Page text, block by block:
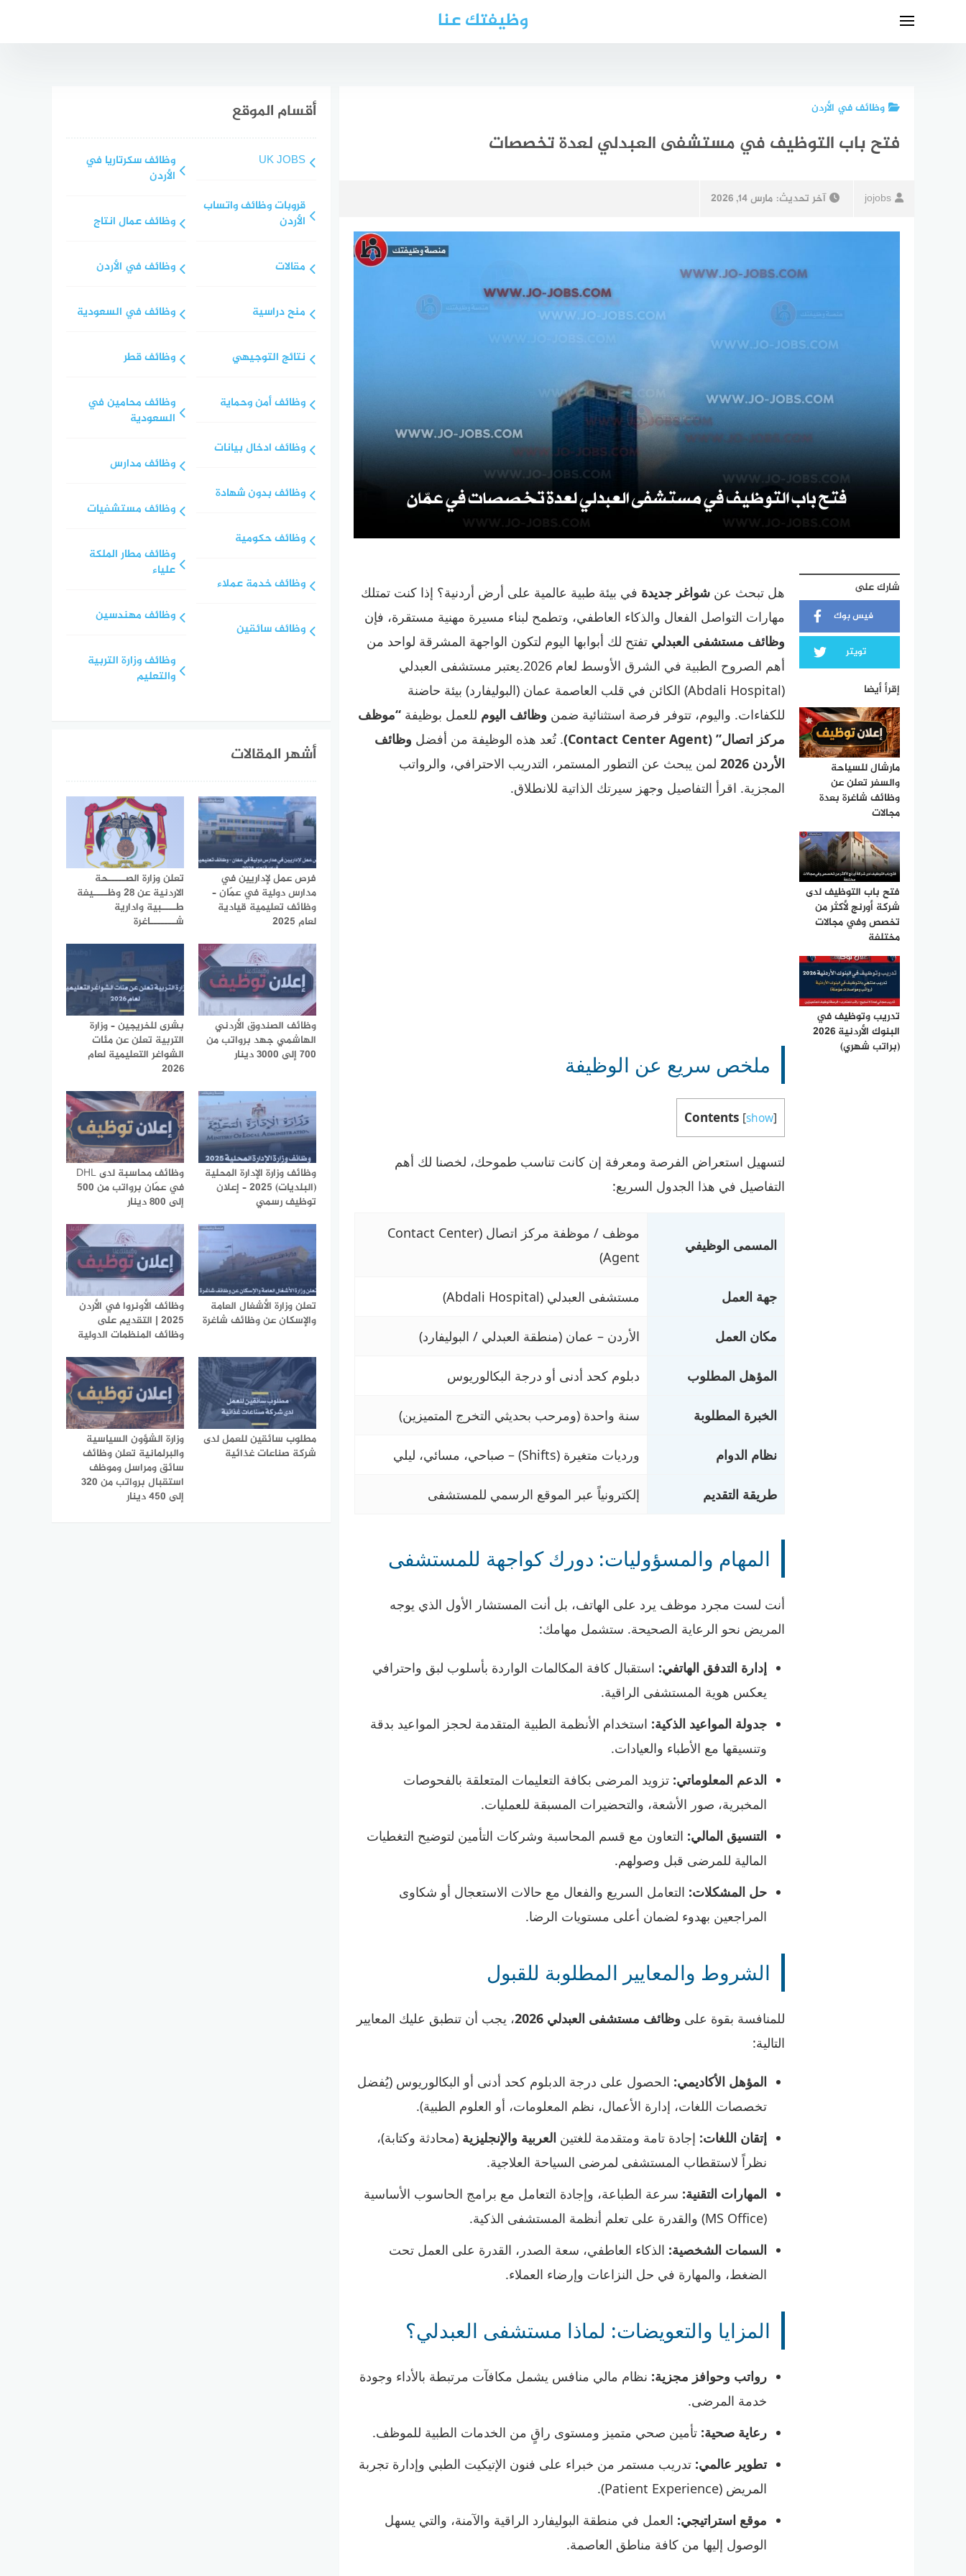
وظيفتك عنا
وظائف في الأردن
فتح باب التوظيف في مستشفى العبدلي لعدة تخصصات
jojobs آخر تحديث: مارس 14, 2026
شارك على
فيس بوك
تويتر
إقرأ أيضا
مارشال للسياحة
والسفر تعلن عن
وظائف شاغرة بعدة
مجالات
فتح باب التوظيف لدى
شركة أورنج لأكثر من
تخصص وفي مجالات
مختلفة
تدريب وتوظيف في
البنوك الأردنية 2026
(براتب شهري)
هل تبحث عن شواغر جديدة في بيئة طبية عالمية على أرض أردنية؟ إذا كنت تمتلك
مهارات التواصل الفعال والذكاء العاطفي، وتطمح لبناء مسيرة مهنية مستقرة، فإن
وظائف مستشفى العبدلي تفتح لك أبوابها اليوم لتكون الواجهة المشرقة لواحد من
أهم الصروح الطبية في الشرق الأوسط لعام 2026.يعتبر مستشفى العبدلي
(Abdali Hospital) الكائن في قلب العاصمة عمان (البوليفارد) بيئة حاضنة
للكفاءات. واليوم، تتوفر فرصة استثنائية ضمن وظائف اليوم للعمل بوظيفة “موظف
مركز اتصال” (Contact Center Agent)
. تُعد هذه الوظيفة من أفضل وظائف
الأردن 2026
لمن يبحث عن التطور المستمر، التدريب الاحترافي، والرواتب
المجزية. اقرأ التفاصيل وجهز سيرتك الذاتية للانطلاق.
ملخص سريع عن الوظيفة
Contents [show]
لتسهيل استعراض الفرصة ومعرفة إن كانت تناسب طموحك، لخصنا لك أهم
التفاصيل في هذا الجدول السريع:
المسمى الوظيفي
موظف / موظفة مركز اتصال (Contact Center
Agent)
جهة العمل مستشفى العبدلي (Abdali Hospital)
مكان العمل الأردن – عمان (منطقة العبدلي / البوليفارد)
المؤهل المطلوب دبلوم كحد أدنى أو درجة البكالوريوس
الخبرة المطلوبة سنة واحدة (ومرحب بحديثي التخرج المتميزين)
نظام الدوام ورديات متغيرة (Shifts) – صباحي، مسائي، ليلي
طريقة التقديم إلكترونياً عبر الموقع الرسمي للمستشفى
المهام والمسؤوليات: دورك كواجهة للمستشفى
أنت لست مجرد موظف يرد على الهاتف، بل أنت المستشار الأول الذي يوجه
المريض نحو الرعاية الصحيحة. ستشمل مهامك:
إدارة التدفق الهاتفي: استقبال كافة المكالمات الواردة بأسلوب لبق واحترافي
يعكس هوية المستشفى الراقية.
جدولة المواعيد الذكية: استخدام الأنظمة الطبية المتقدمة لحجز المواعيد بدقة
وتنسيقها مع الأطباء والعيادات.
الدعم المعلوماتي: تزويد المرضى بكافة التعليمات المتعلقة بالفحوصات
المخبرية، صور الأشعة، والتحضيرات المسبقة للعمليات.
التنسيق المالي: التعاون مع قسم المحاسبة وشركات التأمين لتوضيح التغطيات
المالية للمرضى قبل وصولهم.
حل المشكلات: التعامل السريع والفعال مع حالات الاستعجال أو شكاوى
المراجعين بهدوء لضمان أعلى مستويات الرضا.
الشروط والمعايير المطلوبة للقبول
للمنافسة بقوة على وظائف مستشفى العبدلي 2026
، يجب أن تنطبق عليك المعايير
التالية:
المؤهل الأكاديمي: الحصول على درجة الدبلوم كحد أدنى أو البكالوريوس (يُفضل
تخصصات اللغات، إدارة الأعمال، نظم المعلومات، أو العلوم الطبية).
إتقان اللغات: إجادة تامة ومتقدمة للغتين العربية والإنجليزية (محادثة وكتابة)،
نظراً لاستقطاب المستشفى لمرضى السياحة العلاجية.
المهارات التقنية: سرعة الطباعة، وإجادة التعامل مع برامج الحاسوب الأساسية
(MS Office) والقدرة على تعلم أنظمة المستشفى الذكية.
السمات الشخصية: الذكاء العاطفي، سعة الصدر، القدرة على العمل تحت
الضغط، والمهارة في حل النزاعات وإرضاء العملاء.
المزايا والتعويضات: لماذا مستشفى العبدلي؟
رواتب وحوافز مجزية: نظام مالي منافس يشمل مكافآت مرتبطة بالأداء وجودة
خدمة المرضى.
رعاية صحية: تأمين صحي متميز ومستوى راقٍ من الخدمات الطبية للموظف.
تطوير عالمي: تدريب مستمر من خبراء على فنون الإتيكيت الطبي وإدارة تجربة
المريض (Patient Experience).
موقع استراتيجي: العمل في منطقة البوليفارد الراقية والآمنة، والتي يسهل
الوصول إليها من كافة مناطق العاصمة.
أقسام الموقع
UK JOBS
قروبات وظائف واتساب
الأردن
مقالات
منح دراسية
نتائج التوجيهي
وظائف أمن وحماية
وظائف ادخال بيانات
وظائف بدون شهادة
وظائف حكومية
وظائف خدمة عملاء
وظائف سائقين
وظائف سكرتاريا في
الأردن
وظائف عمال انتاج
وظائف في الأردن
وظائف في السعودية
وظائف قطر
وظائف محامين في
السعودية
وظائف مدارس
وظائف مستشفيات
وظائف مطار الملكة
علياء
وظائف مهندسين
وظائف وزارة التربية
والتعليم
أشهر المقالات
فرص عمل لإداريين في
مدارس دولية في عمّان –
وظائف تعليمية قيادية
لعام 2025
تعلن وزارة الصـــــحة
الاردنية عن 28 وظــــيفة
طــــبية وادارية
شـــــــاغرة
وظائف الصندوق الأردني
الهاشمي جهد برواتب من
700 إلى 3000 دينار
بشرى للخريجين – وزارة
التربية تعلن عن مئات
الشواغر التعليمية لعام
2026
وظائف وزارة الإدارة المحلية
(البلديات) 2025 – إعلان
توظيف رسمي
وظائف محاسبة لدى DHL
في عمّان برواتب من 500
إلى 800 دينار
تعلن وزارة الأشغال العامة
والإسكان عن وظائف شاغرة
وظائف الأونروا في الأردن
2025 | التقديم على
وظائف المنظمات الدولية
مطلوب سائقين للعمل لدى
شركة صناعات غذائية
وزارة الشؤون السياسية
والبرلمانية تعلن وظائف
سائق ومراسل وموظف
استقبال برواتب من 320
إلى 450 دينار